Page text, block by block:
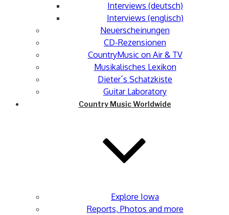
Interviews (deutsch)
Interviews (englisch)
Neuerscheinungen
CD-Rezensionen
CountryMusic on Air & TV
Musikalisches Lexikon
Dieter´s Schatzkiste
Guitar Laboratory
Country Music Worldwide
Explore Iowa
Reports, Photos and more